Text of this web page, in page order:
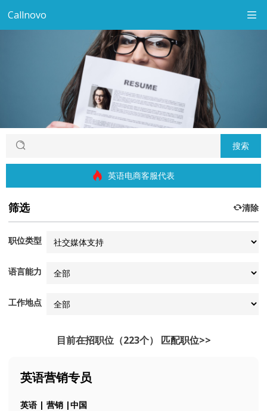
Callnovo
搜索
英语电商客服代表
筛选 清除
职位类型
语言能力
工作地点
目前在招职位（223个） 匹配职位>>
英语营销专员
英语 | 营销 |中国